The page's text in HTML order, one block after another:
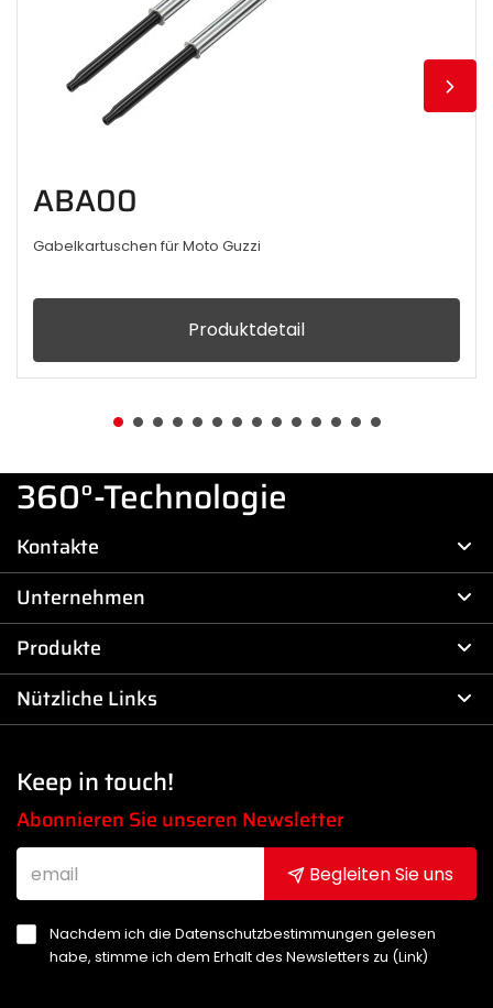
ABA00
Gabelkartuschen für Moto Guzzi
Produktdetail
360°-Technologie
Kontakte
Unternehmen
Produkte
Nützliche Links
Keep in touch!
Abonnieren Sie unseren Newsletter
Begleiten Sie uns
Nachdem ich die Datenschutzbestimmungen gelesen
habe, stimme ich dem Erhalt des Newsletters zu (Link)